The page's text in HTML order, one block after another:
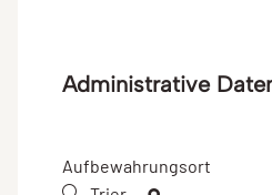
Administrative
Aufbewahrungsort